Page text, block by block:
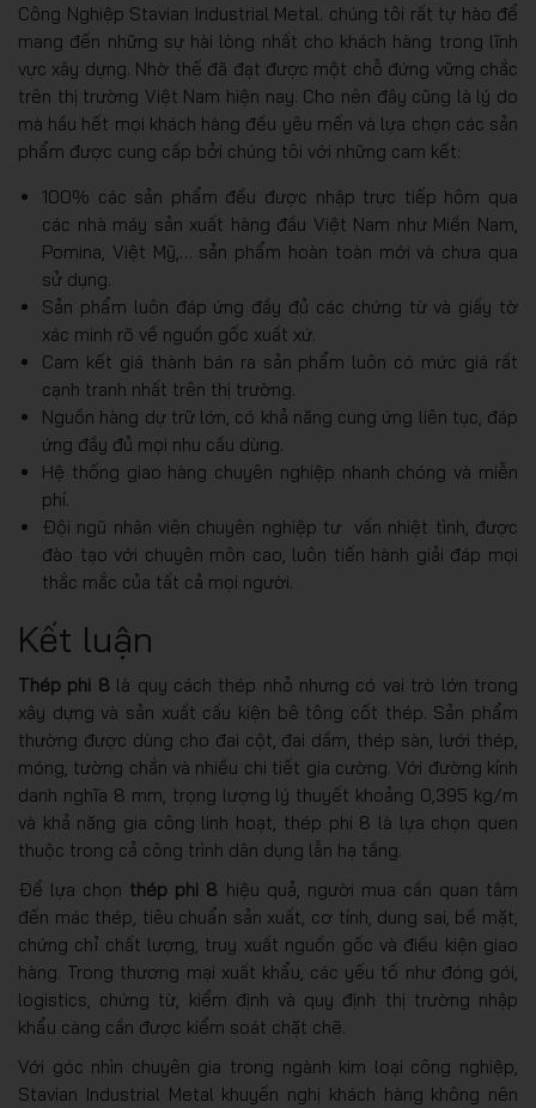
Công Nghiệp Stavian Industrial Metal. chúng tôi rất tự hào để
mang đến những sự hài lòng nhất cho khách hàng trong lĩnh
vực xây dựng. Nhờ thế đã đạt được một chỗ đứng vững chắc
trên thị trường Việt Nam hiện nay. Cho nên đây cũng là lý do
mà hầu hết mọi khách hàng đều yêu mến và lựa chọn các sản
phẩm được cung cấp bởi chúng tôi với những cam kết:
100% các sản phẩm đều được nhập trực tiếp hôm qua
các nhà máy sản xuất hàng đầu Việt Nam như Miền Nam,
Pomina, Việt Mỹ,… sản phẩm hoàn toàn mới và chưa qua
sử dụng.
Sản phẩm luôn đáp ứng đầy đủ các chứng từ và giấy tờ
xác minh rõ về nguồn gốc xuất xứ.
Cam kết giá thành bán ra sản phẩm luôn có mức giá rất
cạnh tranh nhất trên thị trường.
Nguồn hàng dự trữ lớn, có khả năng cung ứng liên tục, đáp
ứng đầy đủ mọi nhu cầu dùng.
Hệ thống giao hàng chuyên nghiệp nhanh chóng và miễn
phí.
Đội ngũ nhân viên chuyên nghiệp tư vấn nhiệt tình, được
đào tạo với chuyên môn cao, luôn tiến hành giải đáp mọi
thắc mắc của tất cả mọi người.
Kết luận
Thép phi 8 là quy cách thép nhỏ nhưng có vai trò lớn trong
xây dựng và sản xuất cấu kiện bê tông cốt thép. Sản phẩm
thường được dùng cho đai cột, đai dầm, thép sàn, lưới thép,
móng, tường chắn và nhiều chi tiết gia cường. Với đường kính
danh nghĩa 8 mm, trọng lượng lý thuyết khoảng 0,395 kg/m
và khả năng gia công linh hoạt, thép phi 8 là lựa chọn quen
thuộc trong cả công trình dân dụng lẫn hạ tầng.
Để lựa chọn thép phi 8 hiệu quả, người mua cần quan tâm
đến mác thép, tiêu chuẩn sản xuất, cơ tính, dung sai, bề mặt,
chứng chỉ chất lượng, truy xuất nguồn gốc và điều kiện giao
hàng. Trong thương mại xuất khẩu, các yếu tố như đóng gói,
logistics, chứng từ, kiểm định và quy định thị trường nhập
khẩu càng cần được kiểm soát chặt chẽ.
Với góc nhìn chuyên gia trong ngành kim loại công nghiệp,
Stavian Industrial Metal khuyến nghị khách hàng không nên